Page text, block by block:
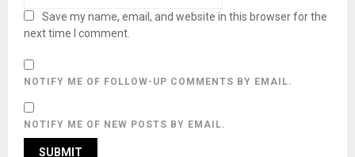
Save my name, email, and website in this browser for the
next time I comment.
NOTIFY ME OF FOLLOW-UP COMMENTS BY EMAIL.
NOTIFY ME OF NEW POSTS BY EMAIL.